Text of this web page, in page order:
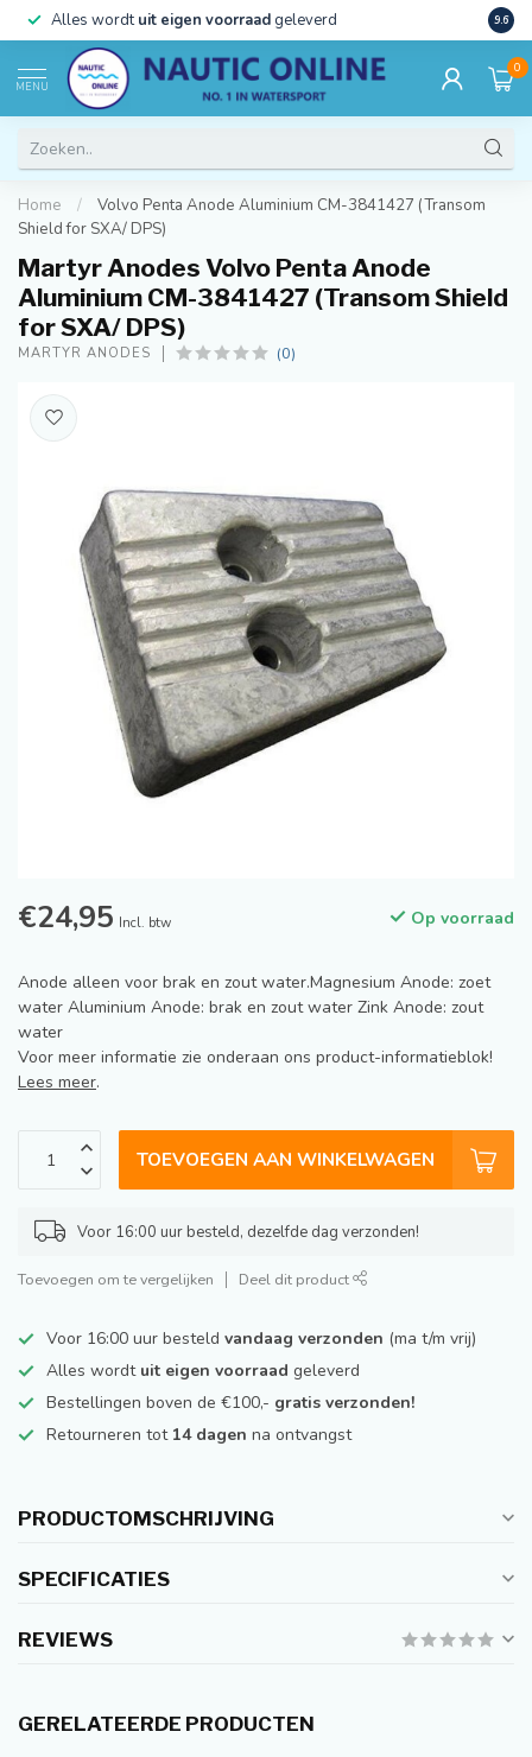
Alles wordtuit eigen voorraad geleverd 9.6
MENU
0
Home /
Volvo Penta Anode Aluminium CM-3841427 (Transom
Shield for SXA/ DPS)
Martyr Anodes Volvo Penta Anode
Aluminium CM-3841427 (Transom Shield
for SXA/ DPS)
MARTYR ANODES (0)
€24,95 Incl. btw Op voorraad
Anode alleen voor brak en zout water.Magnesium Anode: zoet
water Aluminium Anode: brak en zout water Zink Anode: zout
water
Voor meer informatie zie onderaan ons product-informatieblok!
Lees meer.
TOEVOEGEN AAN WINKELWAGEN
Voor 16:00 uur besteld, dezelfde dag verzonden!
Toevoegen om te vergelijken Deel dit product
Voor 16:00 uur besteld vandaag verzonden (ma t/m vrij)
Alles wordt uit eigen voorraad geleverd
Bestellingen boven de €100,- gratis verzonden!
Retourneren tot 14 dagen na ontvangst
PRODUCTOMSCHRIJVING
SPECIFICATIES
REVIEWS
GERELATEERDE PRODUCTEN